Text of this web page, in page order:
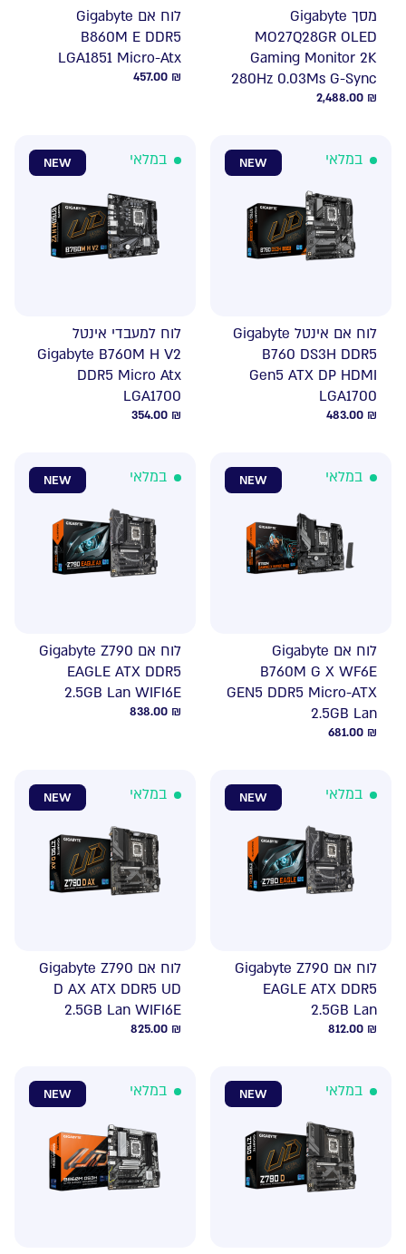
מסך Gigabyte
MO27Q28GR OLED
Gaming Monitor 2K
280Hz 0.03Ms G-Sync
2,488.00 ₪
לוח אם Gigabyte
B860M E DDR5
LGA1851 Micro-Atx
457.00 ₪
NEW במלאי
לוח אם אינטל Gigabyte
B760 DS3H DDR5
Gen5 ATX DP HDMI
LGA1700
483.00 ₪
NEW במלאי
לוח למעבדי אינטל
Gigabyte B760M H V2
DDR5 Micro Atx
LGA1700
354.00 ₪
NEW במלאי
לוח אם Gigabyte
B760M G X WF6E
GEN5 DDR5 Micro-ATX
2.5GB Lan
681.00 ₪
NEW במלאי
לוח אם Gigabyte Z790
EAGLE ATX DDR5
2.5GB Lan WIFI6E
838.00 ₪
NEW במלאי
לוח אם Gigabyte Z790
EAGLE ATX DDR5
2.5GB Lan
812.00 ₪
NEW במלאי
לוח אם Gigabyte Z790
D AX ATX DDR5 UD
2.5GB Lan WIFI6E
825.00 ₪
NEW במלאי NEW במלאי